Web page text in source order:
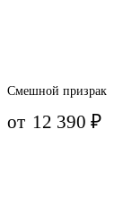
Смешной призрак
от 12 390₽